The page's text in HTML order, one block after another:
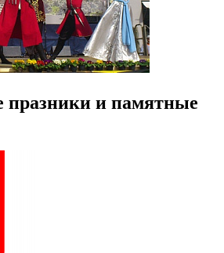
празники и памятные